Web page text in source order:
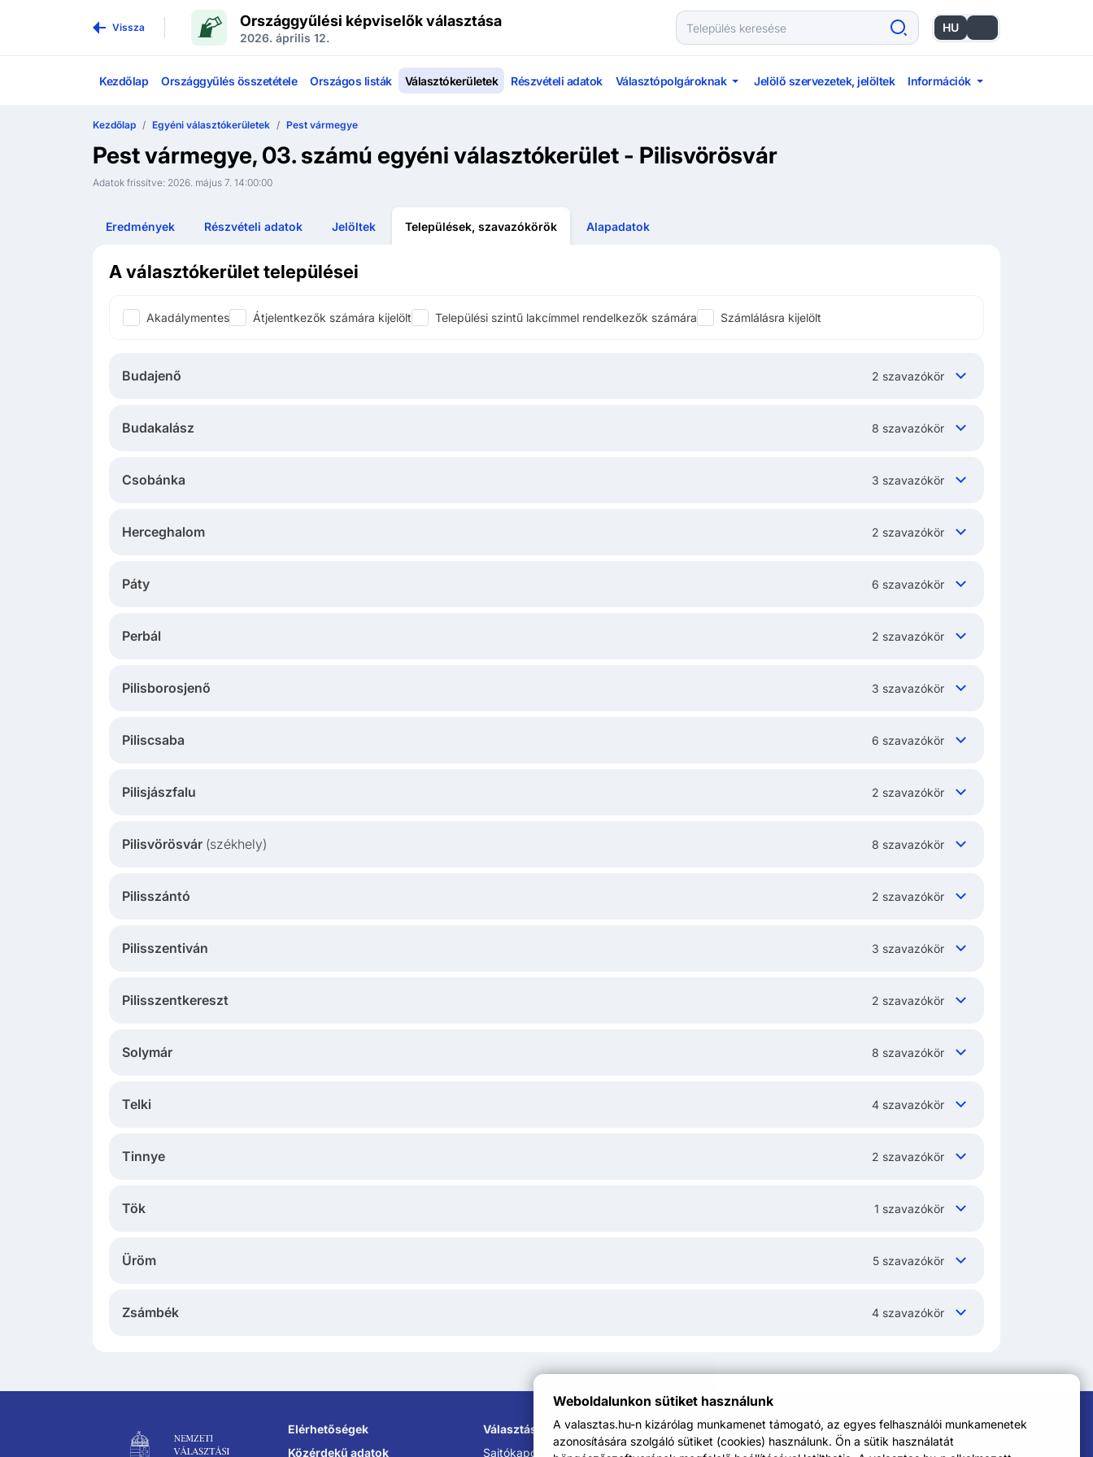
Weboldalunkon sütiket használunk
A valasztas.hu-n kizárólag munkamenet támogató, az egyes felhasználói munkamenetek
azonosítására szolgáló sütiket (cookies) használunk. Ön a sütik használatát
Vissza Országgyűlési képviselők választása
2026. április 12.
HU
Kezdőlap Országgyűlés összetétele Országos listák Választókerületek Részvételi adatok Választópolgároknak Jelölő szervezetek, jelöltek Információk
Kezdőlap Egyéni választókerületek Pest vármegye
Pest vármegye, 03. számú egyéni választókerület - Pilisvörösvár
Adatok frissítve: 2026. május 7. 14:00:00
Eredmények Részvételi adatok Jelöltek Települések, szavazókörök Alapadatok
A választókerület települései
Akadálymentes Átjelentkezők számára kijelölt Települési szintű lakcímmel rendelkezők számára Számlálásra kijelölt
Budajenő 2 szavazókör
Budakalász 8 szavazókör
Csobánka 3 szavazókör
Herceghalom 2 szavazókör
Páty 6 szavazókör
Perbál 2 szavazókör
Pilisborosjenő 3 szavazókör
Piliscsaba 6 szavazókör
Pilisjászfalu 2 szavazókör
Pilisvörösvár (székhely) 8 szavazókör
Pilisszántó 2 szavazókör
Pilisszentiván 3 szavazókör
Pilisszentkereszt 2 szavazókör
Solymár 8 szavazókör
Telki 4 szavazókör
Tinnye 2 szavazókör
Tök 1 szavazókör
Üröm 5 szavazókör
Zsámbék 4 szavazókör
Lábléc navigáció
Elérhetőségek
Közérdekű adatok
Választási Információs Szolgálatok
Sajtókapcsolat:
sajto@nvi.hu